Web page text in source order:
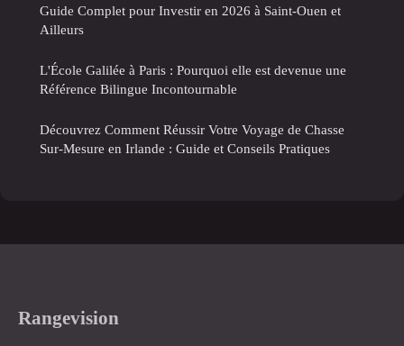
Guide Complet pour Investir en 2026 à Saint-Ouen et
Ailleurs
L'École Galilée à Paris : Pourquoi elle est devenue une
Référence Bilingue Incontournable
Découvrez Comment Réussir Votre Voyage de Chasse
Sur-Mesure en Irlande : Guide et Conseils Pratiques
Rangevision